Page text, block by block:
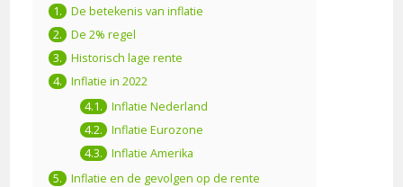
De betekenis van inflatie
De 2% regel
Historisch lage rente
Inflatie in 2022
Inflatie Nederland
Inflatie Eurozone
Inflatie Amerika
Inflatie en de gevolgen op de rente